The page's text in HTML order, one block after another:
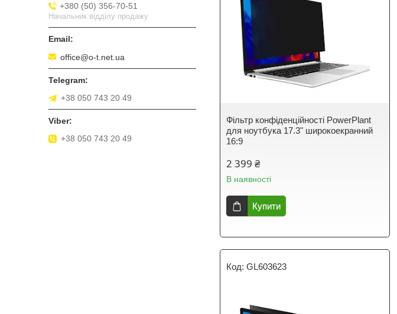
Фільтр конфіденційності PowerPlant
для ноутбука 17.3" широкоекранний
16:9
2 399 ₴
В наявності
Купити
GL603623
+380 (50) 356-70-51
Начальник відділу продажу
office@o-t.net.ua
+38 050 743 20 49
+38 050 743 20 49